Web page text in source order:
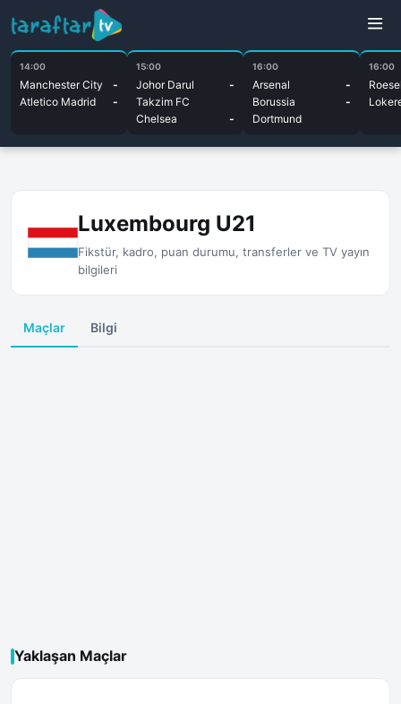
14:00
Manchester City
-
Atletico Madrid
-
15:00
Johor Darul
Takzim FC
-
Chelsea -
16:00
Arsenal
-
Borussia
Dortmund
-
16:00
Luxembourg U21
Fikstür, kadro, puan durumu, transferler ve TV yayın
bilgileri
Maçlar Bilgi
Yaklaşan Maçlar